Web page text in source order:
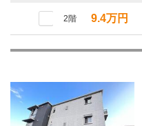
2階 9.4万円